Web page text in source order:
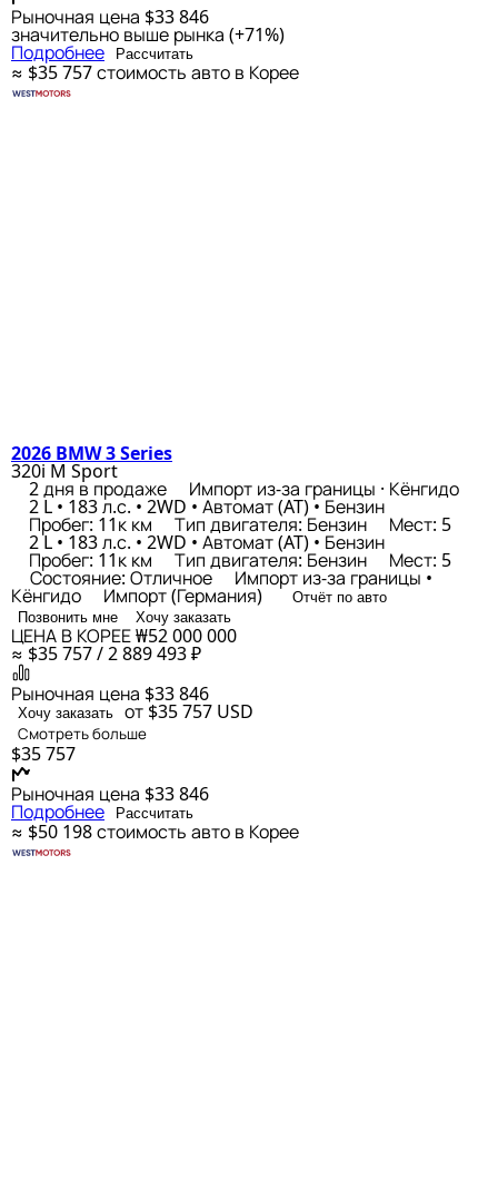
Рыночная цена $33 846
значительно выше рынка (+71%)
Подробнее Рассчитать
≈ $35 757стоимость авто в Корее
2026 BMW 3 Series
320i M Sport
2 дня в продаже Импорт из-за границы · Кёнгидо
2 L • 183 л.с. • 2WD • Автомат (AT) • Бензин
Пробег: 11к км Тип двигателя: Бензин Мест: 5
2 L • 183 л.с. • 2WD • Автомат (AT) • Бензин
Пробег: 11к км Тип двигателя: Бензин Мест: 5
Состояние: Отличное Импорт из-за границы •
Кёнгидо Импорт (Германия)
Отчёт по авто
Позвонить мне
Хочу заказать
ЦЕНА В КОРЕЕ₩52 000 000
≈ $35 757 / 2 889 493 ₽
Рыночная цена $33 846
Хочу заказать от $35 757 USD
Смотреть больше
$35 757
Рыночная цена $33 846
Подробнее Рассчитать
≈ $50 198стоимость авто в Корее